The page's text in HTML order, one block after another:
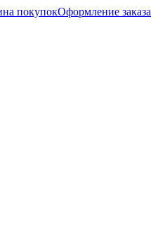
покупокОформление заказа